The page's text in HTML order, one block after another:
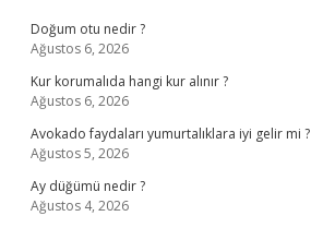
Doğum otu nedir ?
Ağustos 6, 2026
Kur korumalıda hangi kur alınır ?
Ağustos 6, 2026
Avokado faydaları yumurtalıklara iyi gelir mi ?
Ağustos 5, 2026
Ay düğümü nedir ?
Ağustos 4, 2026